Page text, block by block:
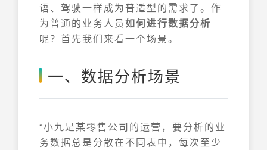
语、驾驶一样成为普适型的需求了。作
为普通的业务人员如何进行数据分析
呢？首先我们来看一个场景。
一、数据分析场景
“小九是某零售公司的运营，要分析的业
务数据总是分散在不同表中，每次至少